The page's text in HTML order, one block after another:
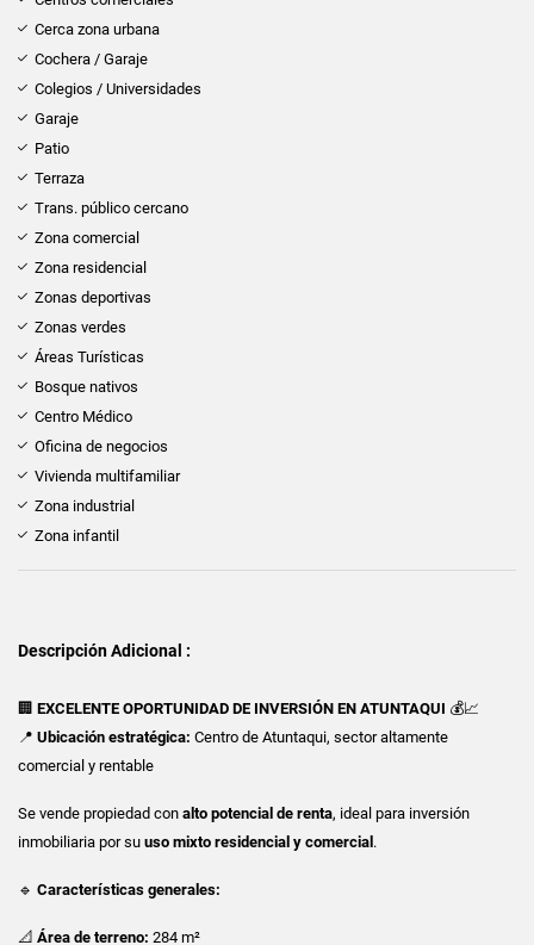
Cerca zona urbana
Cochera / Garaje
Colegios / Universidades
Garaje
Patio
Terraza
Trans. público cercano
Zona comercial
Zona residencial
Zonas deportivas
Zonas verdes
Áreas Turísticas
Bosque nativos
Centro Médico
Oficina de negocios
Vivienda multifamiliar
Zona industrial
Zona infantil
Descripción Adicional :
🏢 EXCELENTE OPORTUNIDAD DE INVERSIÓN EN ATUNTAQUI 💰📈
📍 Ubicación estratégica: Centro de Atuntaqui, sector altamente
comercial y rentable
Se vende propiedad con alto potencial de renta, ideal para inversión
inmobiliaria por su uso mixto residencial y comercial .
🔹 Características generales:
📐 Área de terreno: 284 m²